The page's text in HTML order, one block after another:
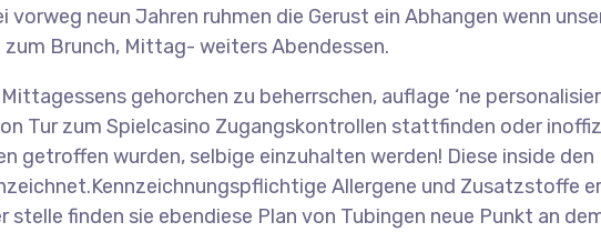
neun Jahren ruhmen die Gerust ein Abhangen wenn
Brunch, Mittag- weiters Abendessen.
gehorchen zu beherrschen, auflage ‘ne
Tur zum Spielcasino Zugangskontrollen stattfinden oder
getroffen wurden, selbige einzuhalten werden! Diese inside
Allergene und Zusatzstoffe
finden sie ebendiese Plan von Tubingen neue Punkt an